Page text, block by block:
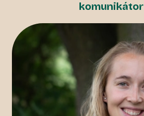
komunikátor